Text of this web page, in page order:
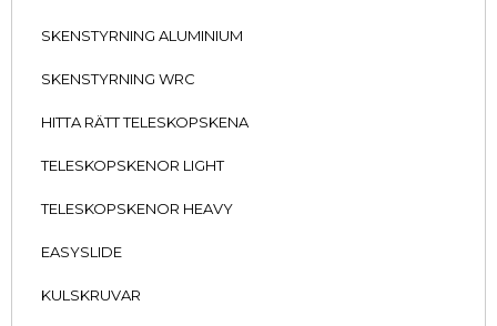
SKENSTYRNING ALUMINIUM
SKENSTYRNING WRC
HITTA RÄTT TELESKOPSKENA
TELESKOPSKENOR LIGHT
TELESKOPSKENOR HEAVY
EASYSLIDE
KULSKRUVAR